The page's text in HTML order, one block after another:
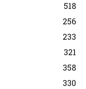
518
256
233
321
358
330